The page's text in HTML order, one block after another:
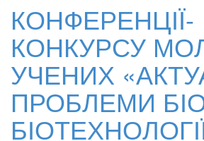
КОНФЕРЕНЦІЇ-
КОНКУРСУ
УЧЕНИХ
ПРОБЛЕМИ